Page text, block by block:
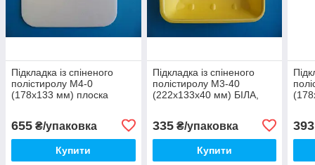
Підкладка із спіненого
полістиролу М4-0
(178х133 мм) плоска
655 ₴/упаковка
Купити
Підкладка із спіненого
полістиролу М3-40
(222х133х40 мм) БІЛА,
335₴/упаковка
Купити
393